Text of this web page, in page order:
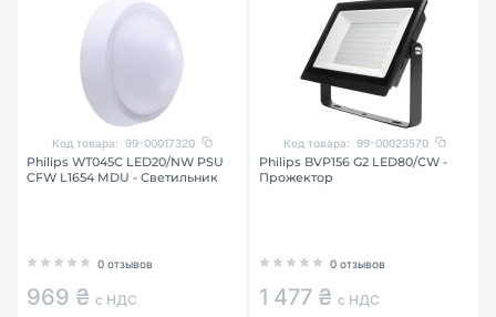
Код товара: 99-00017320
Philips WT045C LED20/NW PSU
CFW L1654 MDU - Светильник
0 отзывов
969 ₴ с НДС
Код товара: 99-00023570
Philips BVP156 G2 LED80/CW -
Прожектор
0 отзывов
1 477 ₴ с НДС